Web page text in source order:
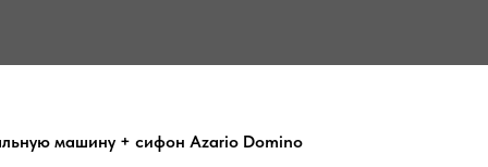
машину + сифон Azario Domino